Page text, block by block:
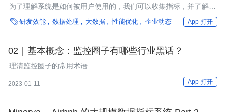
为了理解系统是如何被用户使用的，我们可以收集指标，并了解这
些指标随时间变化的趋势。
研发效能 数据处理 大数据 性能优化 企业动态 App 打开
02｜基本概念：监控圈子有哪些行业黑话？
理清监控圈子的常用术语
2023-01-11 App 打开